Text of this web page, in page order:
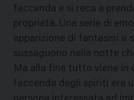
faccenda e si reca a
proprietà. Una serie di
apparizione di fantasmi e
susseguono nella notte
Ma alla fine tutto viene in
faccenda degli spiriti era